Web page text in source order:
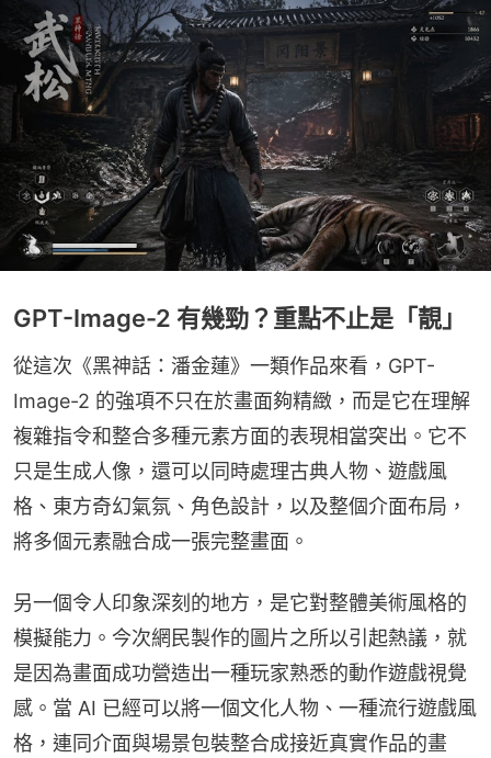
GPT-Image-2 有幾勁？重點不止是「靚」
從這次《黑神話：潘金蓮》一類作品來看，GPT-
Image-2 的強項不只在於畫面夠精緻，而是它在理解
複雜指令和整合多種元素方面的表現相當突出。它不
只是生成人像，還可以同時處理古典人物、遊戲風
格、東方奇幻氣氛、角色設計，以及整個介面布局，
將多個元素融合成一張完整畫面。
另一個令人印象深刻的地方，是它對整體美術風格的
模擬能力。今次網民製作的圖片之所以引起熱議，就
是因為畫面成功營造出一種玩家熟悉的動作遊戲視覺
感。當 AI 已經可以將一個文化人物、一種流行遊戲風
格，連同介面與場景包裝整合成接近真實作品的畫